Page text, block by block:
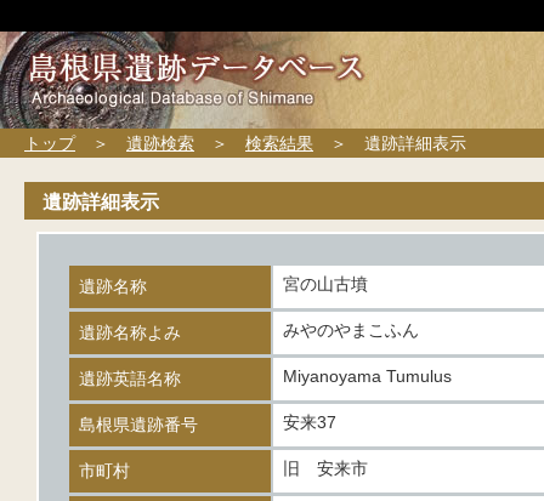
トップ＞ 遺跡検索 ＞ 検索結果 ＞ 遺跡詳細表示
遺跡詳細表示
遺跡名称 宮の山古墳
遺跡名称よみ みやのやまこふん
遺跡英語名称 Miyanoyama Tumulus
島根県遺跡番号 安来37
市町村 旧 安来市